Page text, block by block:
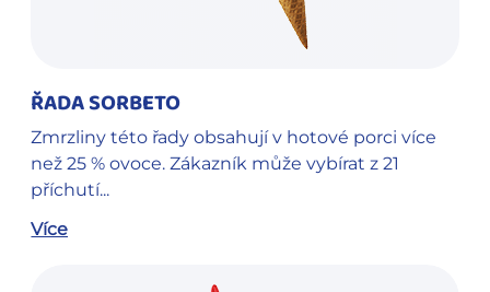
ŘADA SORBETO
Zmrzliny této řady obsahují v hotové porci více
než 25 % ovoce. Zákazník může vybírat z 21
příchutí...
Více